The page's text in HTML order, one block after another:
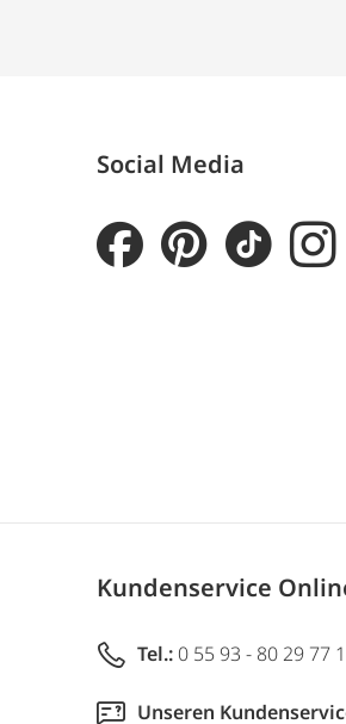
Social Media
Kundenservice
Tel.: 0 55 93 - 80 29 77
Unseren